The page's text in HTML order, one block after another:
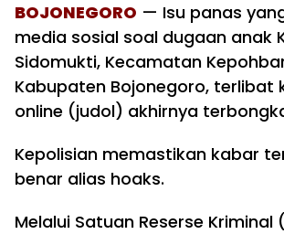
BOJONEGORO — Isu panas
media sosial soal dugaan anak
Sidomukti, Kecamatan
Kabupaten Bojonegoro, terlibat
online (judol) akhirnya
Kepolisian memastikan kabar
benar alias hoaks.
Melalui Satuan Reserse